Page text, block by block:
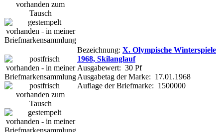
Bezeichnung: X. Olympische Winterspiele
1968, Skilanglauf
Ausgabewert: 30 Pf
Ausgabetag der Marke: 17.01.1968
Auflage der Briefmarke: 1500000